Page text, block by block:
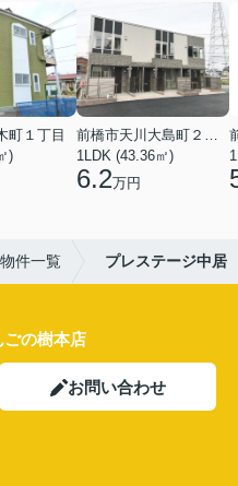
町１丁目
)
前橋市天川大島町２丁目
1LDK (43.36㎡)
6.2万円
件一覧 プレステージ中居
の樹本店
お問い合わせ